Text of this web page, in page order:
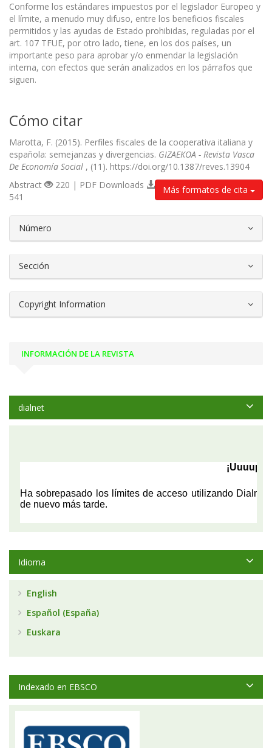
Conforme los estándares impuestos por el legislador Europeo y
el límite, a menudo muy difuso, entre los beneficios fiscales
permitidos y las ayudas de Estado prohibidas, reguladas por el
art. 107 TFUE, por otro lado, tiene, en los dos países, un
importante peso para aprobar y/o enmendar la legislación
interna, con efectos que serán analizados en los párrafos que
siguen.
Cómo citar
Marotta, F. (2015). Perfiles fiscales de la cooperativa italiana y
española: semejanzas y divergencias. GIZAEKOA - Revista Vasca
De Economía Social , (11). https://doi.org/10.1387/reves.13904
Más formatos de cita
Abstract
220 | PDF Downloads
541
Número
Sección
Copyright Information
INFORMACIÓN DE LA REVISTA
dialnet
Idioma
English
Español (España)
Euskara
Indexado en EBSCO